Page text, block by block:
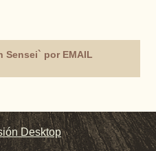
Sensei` por EMAIL
Desktop